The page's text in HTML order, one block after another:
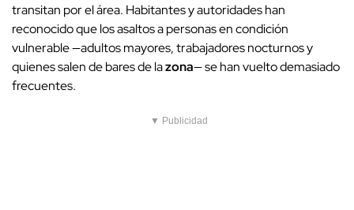
transitan por el área. Habitantes y autoridades han
reconocido que los asaltos a personas en condición
vulnerable —adultos mayores, trabajadores nocturnos y
quienes salen de bares de lazona— se han vuelto demasiado
frecuentes.
▼ Publicidad